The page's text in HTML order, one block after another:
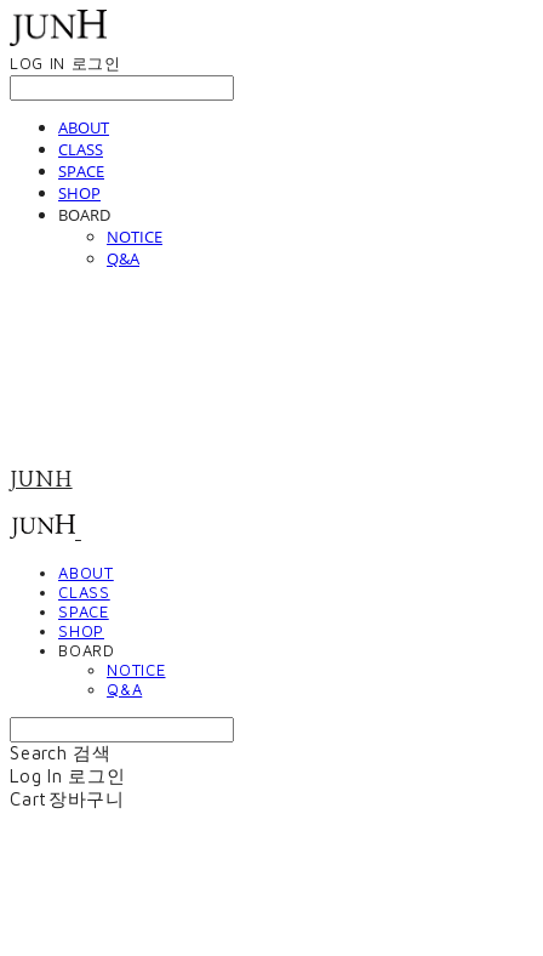
LOG IN 로그인
ABOUT
CLASS
SPACE
SHOP
BOARD
NOTICE
Q&A
JUNH
ABOUT
CLASS
SPACE
SHOP
BOARD
NOTICE
Q&A
Search 검색
Log In 로그인
Cart 장바구니